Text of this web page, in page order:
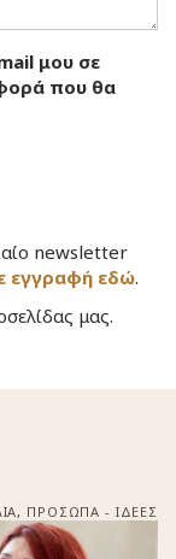
μου σε
που θα
newsletter
εγγραφή εδώ.
μας.
, ΠΡΟΣΩΠΑ - ΙΔΕΕΣ